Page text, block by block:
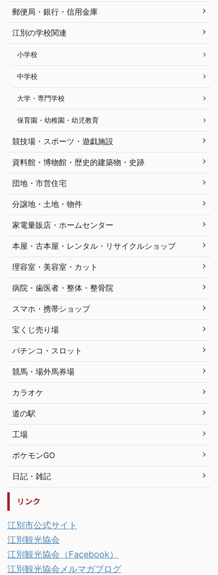
郵便局・銀行・信用金庫
江別の学校関連
小学校
中学校
大学・専門学校
保育園・幼稚園・幼児教育
競技場・スポーツ・遊戯施設
資料館・博物館・歴史的建築物・史跡
団地・市営住宅
分譲地・土地・物件
家電量販店・ホームセンター
本屋・古本屋・レンタル・リサイクルショップ
理容室・美容室・カット
病院・歯医者・整体・整骨院
スマホ・携帯ショップ
宝くじ売り場
パチンコ・スロット
競馬・場外馬券場
カラオケ
道の駅
工場
ポケモンGO
日記・雑記
リンク
江別市公式サイト
江別観光協会
江別観光協会（Facebook）
江別観光協会メルマガブログ